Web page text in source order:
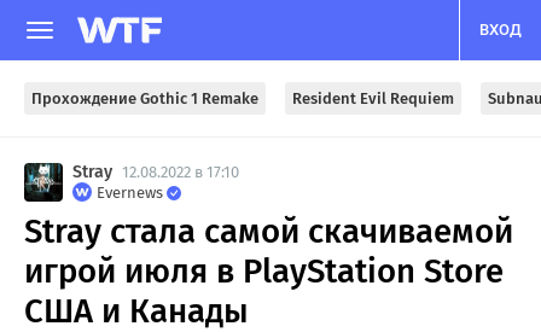
ВХОД
Прохождение Gothic 1 Remake Resident Evil Requiem
Stray 12.08.2022 в 17:10
Evernews
Stray стала самой скачиваемой
игрой июля в PlayStation Store
США и Канады